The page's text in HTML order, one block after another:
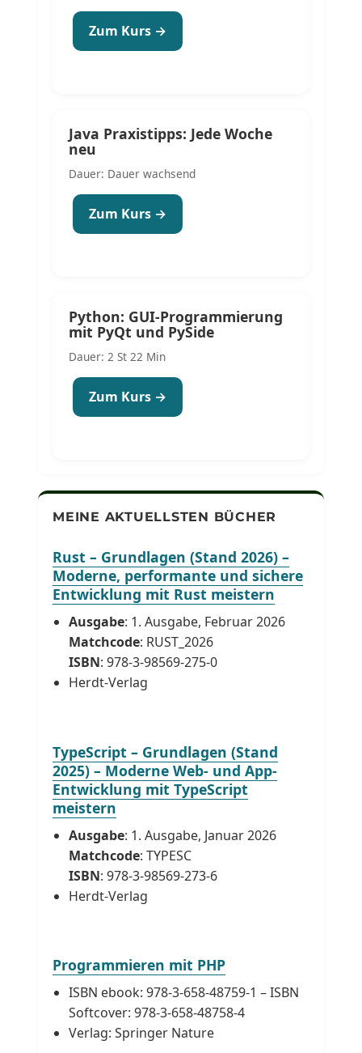
Zum Kurs →
Java Praxistipps: Jede Woche
neu
Dauer: Dauer wachsend
Zum Kurs →
Python: GUI-Programmierung
mit PyQt und PySide
Dauer: 2 St 22 Min
Zum Kurs →
MEINE AKTUELLSTEN BÜCHER
Rust – Grundlagen (Stand 2026) –
Moderne, performante und sichere
Entwicklung mit Rust meistern
Ausgabe: 1. Ausgabe, Februar 2026
Matchcode: RUST_2026
ISBN: 978-3-98569-275-0
Herdt-Verlag
TypeScript – Grundlagen (Stand
2025) – Moderne Web- und App-
Entwicklung mit TypeScript
meistern
Ausgabe: 1. Ausgabe, Januar 2026
Matchcode: TYPESC
ISBN: 978-3-98569-273-6
Herdt-Verlag
Programmieren mit PHP
ISBN ebook: 978-3-658-48759-1 – ISBN
Softcover: 978-3-658-48758-4
Verlag: Springer Nature